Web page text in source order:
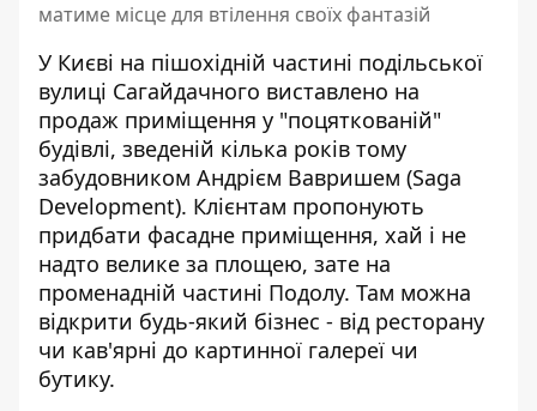
матиме місце для втілення своїх фантазій
У Києві на пішохідній частині подільської
вулиці Сагайдачного виставлено на
продаж приміщення у "поцяткованій"
будівлі, зведеній кілька років тому
забудовником Андрієм Вавришем (Saga
Development). Клієнтам пропонують
придбати фасадне приміщення, хай і не
надто велике за площею, зате на
променадній частині Подолу. Там можна
відкрити будь-який бізнес - від ресторану
чи кав'ярні до картинної галереї чи
бутику.